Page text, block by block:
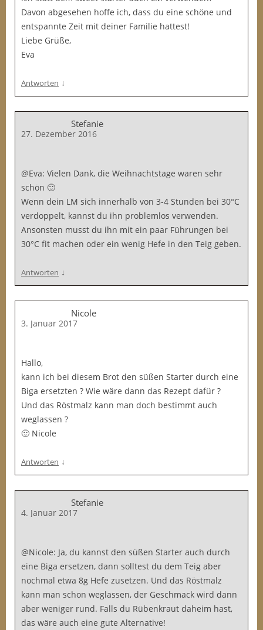
Davon abgesehen hoffe ich, dass du eine schöne und
entspannte Zeit mit deiner Familie hattest!
Liebe Grüße,
Eva
Antworten ↓
Stefanie
27. Dezember 2016
@Eva: Vielen Dank, die Weihnachtstage waren sehr
schön 🙂
Wenn dein LM sich innerhalb von 3-4 Stunden bei 30°C
verdoppelt, kannst du ihn problemlos verwenden.
Ansonsten musst du ihn mit ein paar Führungen bei
30°C fit machen oder ein wenig Hefe in den Teig geben.
Antworten ↓
Nicole
3. Januar 2017
Hallo,
kann ich bei diesem Brot den süßen Starter durch eine
Biga ersetzten ? Wie wäre dann das Rezept dafür ?
Und das Röstmalz kann man doch bestimmt auch
weglassen ?
🙂 Nicole
Antworten ↓
Stefanie
4. Januar 2017
@Nicole: Ja, du kannst den süßen Starter auch durch
eine Biga ersetzen, dann solltest du dem Teig aber
nochmal etwa 8g Hefe zusetzen. Und das Röstmalz
kann man schon weglassen, der Geschmack wird dann
aber weniger rund. Falls du Rübenkraut daheim hast,
das wäre auch eine gute Alternative!